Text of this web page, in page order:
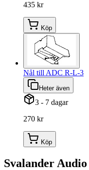
435 kr
Köp
Nål till ADC R-L-3
Heter även
3 - 7 dagar
270 kr
Köp
Svalander